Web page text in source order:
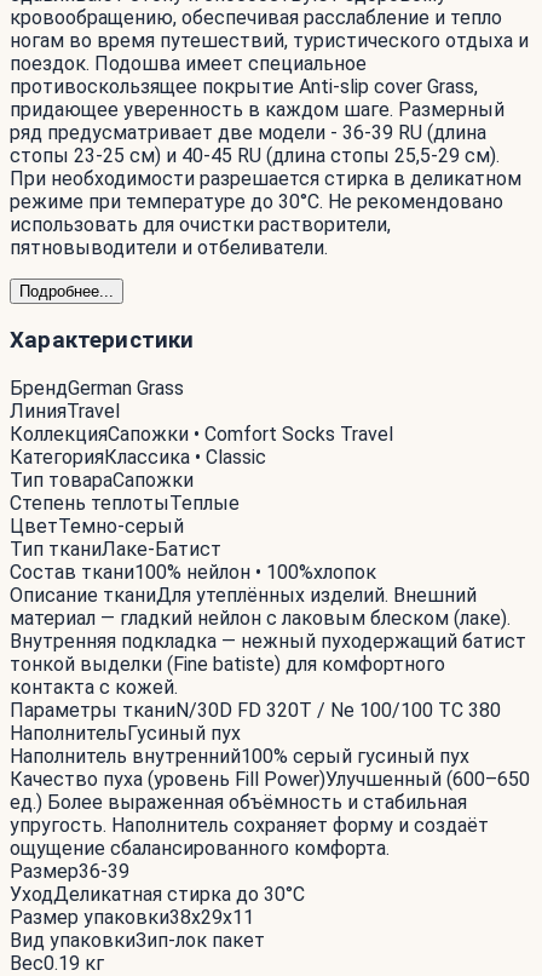
кровообращению, обеспечивая расслабление и тепло
ногам во время путешествий, туристического отдыха и
поездок. Подошва имеет специальное
противоскользящее покрытие Anti-slip cover Grass,
придающее уверенность в каждом шаге. Размерный
ряд предусматривает две модели - 36-39 RU (длина
стопы 23-25 см) и 40-45 RU (длина стопы 25,5-29 см).
При необходимости разрешается стирка в деликатном
режиме при температуре до 30°С. Не рекомендовано
использовать для очистки растворители,
пятновыводители и отбеливатели.
Подробнее...
Характеристики
БрендGerman Grass
ЛинияTravel
КоллекцияСапожки • Comfort Socks Travel
КатегорияКлассика • Classic
Тип товараСапожки
Степень теплотыТеплые
ЦветТемно-серый
Тип тканиЛаке-Батист
Состав ткани100% нейлон • 100%хлопок
Описание тканиДля утеплённых изделий. Внешний
материал — гладкий нейлон с лаковым блеском (лаке).
Внутренняя подкладка — нежный пуходержащий батист
тонкой выделки (Fine batiste) для комфортного
контакта с кожей.
Параметры тканиN/30D FD 320T / Ne 100/100 TC 380
НаполнительГусиный пух
Наполнитель внутренний100% серый гусиный пух
Качество пуха (уровень Fill Power)Улучшенный (600–650
ед.) Более выраженная объёмность и стабильная
упругость. Наполнитель сохраняет форму и создаёт
ощущение сбалансированного комфорта.
Размер36-39
УходДеликатная стирка до 30°С
Размер упаковки38x29x11
Вид упаковкиЗип-лок пакет
Вес0.19 кг